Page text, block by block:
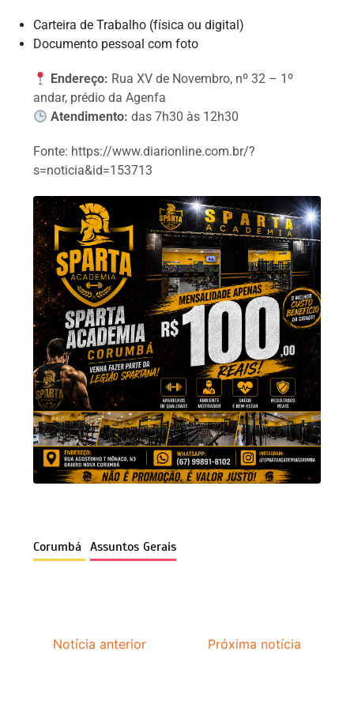
Carteira de Trabalho (física ou digital)
Documento pessoal com foto
Endereço: Rua XV de Novembro, nº 32 – 1º
andar, prédio da Agenfa
Atendimento: das 7h30 às 12h30
Fonte: https://www.diarionline.com.br/?
s=noticia&id=153713
Corumbá Assuntos Gerais
Notícia anterior Próxima notícia